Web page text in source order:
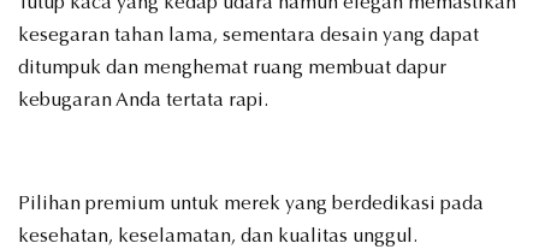
kesegaran tahan lama, sementara desain yang dapat
ditumpuk dan menghemat ruang membuat dapur
kebugaran Anda tertata rapi.
Pilihan premium untuk merek yang berdedikasi pada
kesehatan, keselamatan, dan kualitas unggul.